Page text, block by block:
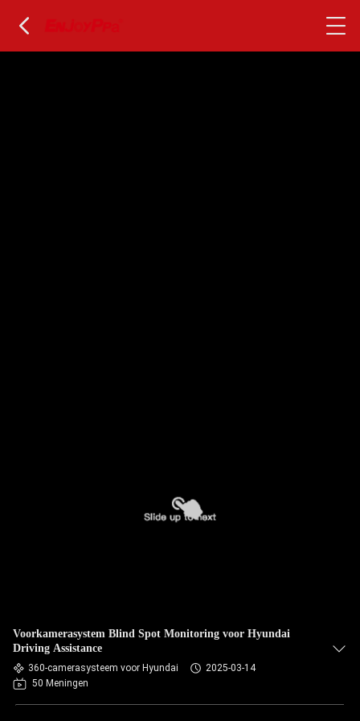
Voorkamerasystem Blind Spot Monitoring voor Hyundai
Driving Assistance
360-camerasysteem voor Hyundai
2025-03-14
50 Meningen